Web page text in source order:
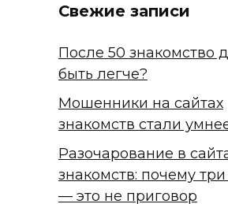
Свежие записи
После 50 знакомство
быть легче?
Мошенники на сайтах
знакомств стали
Разочарование в
знакомств: почему
— это не приговор